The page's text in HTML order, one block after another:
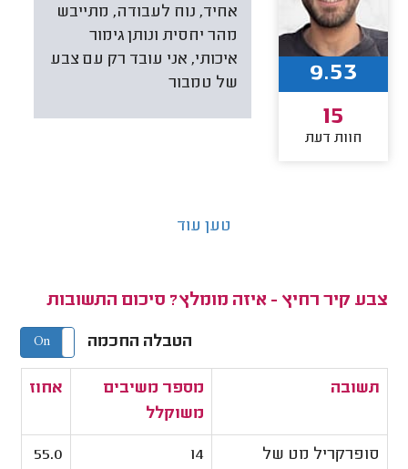
אחיד, נוח לעבודה, מתייבש
מהר יחסית ונותן גימור
איכותי, אני עובד רק עם צבע
של טמבור
9.53
15
חוות דעת
טען עוד
צבע קיר רחיץ - איזה מומלץ? סיכום התשובות
הטבלה החכמה On Off
תשובה
מספר משיבים
משוקלל
אחוז
סופרקריל מט של
14
55.0